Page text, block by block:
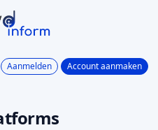
Aanmelden Account aanmaken